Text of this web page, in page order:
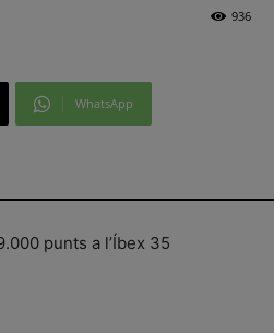
936
WhatsApp
punts a l’Íbex 35